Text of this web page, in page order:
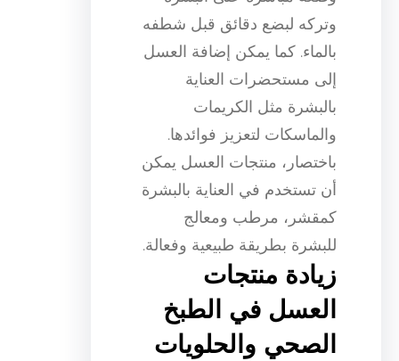
وتركه لبضع دقائق قبل شطفه
بالماء. كما يمكن إضافة العسل
إلى مستحضرات العناية
بالبشرة مثل الكريمات
والماسكات لتعزيز فوائدها.
باختصار، منتجات العسل يمكن
أن تستخدم في العناية بالبشرة
كمقشر، مرطب ومعالج
للبشرة بطريقة طبيعية وفعالة.
زيادة منتجات
العسل في الطبخ
الصحي والحلويات